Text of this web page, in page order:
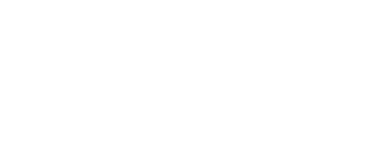
mit Nelken, Kardamom und Zimt fein gewürzt.